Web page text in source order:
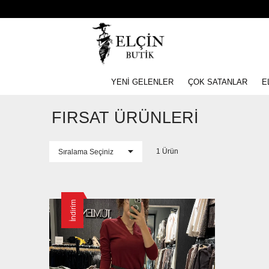
YENİ GELENLER ÇOK SATANLAR
FIRSAT ÜRÜNLERİ
1 Ürün
İndirim